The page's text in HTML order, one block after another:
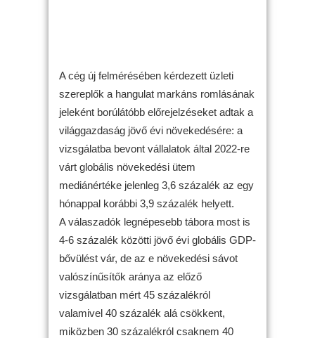
A cég új felmérésében kérdezett üzleti
szereplők a hangulat markáns romlásának
jeleként borúlátóbb előrejelzéseket adtak a
világgazdaság jövő évi növekedésére: a
vizsgálatba bevont vállalatok által 2022-re
várt globális növekedési ütem
mediánértéke jelenleg 3,6 százalék az egy
hónappal korábbi 3,9 százalék helyett.
A válaszadók legnépesebb tábora most is
4-6 százalék közötti jövő évi globális GDP-
bővülést vár, de az e növekedési sávot
valószínűsítők aránya az előző
vizsgálatban mért 45 százalékról
valamivel 40 százalék alá csökkent,
miközben 30 százalékról csaknem 40